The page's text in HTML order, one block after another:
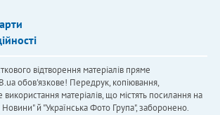
відтворення матеріалів пряме
обов'язкове! Передрук, копіювання,
використання матеріалів, що містять посилання на
Новини" й "Українська Фото Група", заборонено.